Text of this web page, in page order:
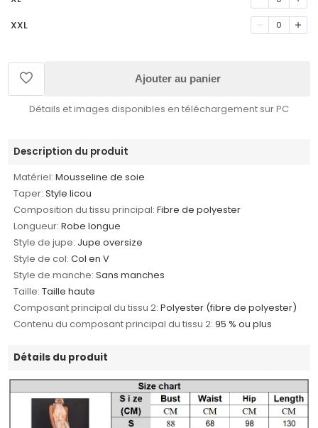
XXL 0
Ajouter au panier
Détails et images disponibles en téléchargement sur PC
Description du produit
Matériel: Mousseline de soie
Taper: Style licou
Composition du tissu principal: Fibre de polyester
Longueur: Robe longue
Style de jupe: Jupe oversize
Style de col: Col en V
Style de manche: Sans manches
Taille: Taille haute
Composant principal du tissu 2: Polyester (fibre de polyester)
Contenu du composant principal du tissu 2: 95 % ou plus
Détails du produit